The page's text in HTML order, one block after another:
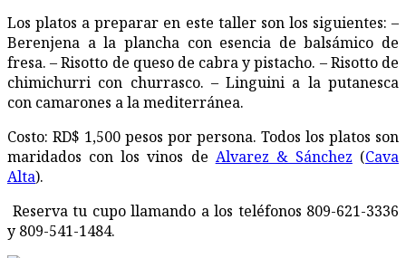
Los platos a preparar en este taller son los siguientes: –
Berenjena a la plancha con esencia de balsámico de
fresa. – Risotto de queso de cabra y pistacho. – Risotto de
chimichurri con churrasco. – Linguini a la putanesca
con camarones a la mediterránea.
Costo: RD$ 1,500 pesos por persona. Todos los platos son
maridados con los vinos de Alvarez & Sánchez (Cava
Alta).
Reserva tu cupo llamando a los teléfonos 809-621-3336
y 809-541-1484.